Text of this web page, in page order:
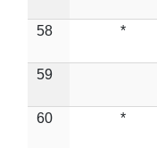
58
*
59
60 *